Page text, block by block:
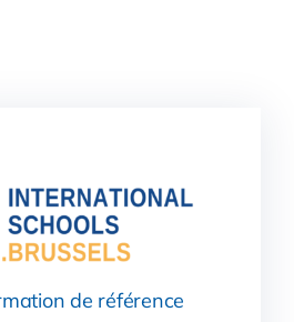
de référence